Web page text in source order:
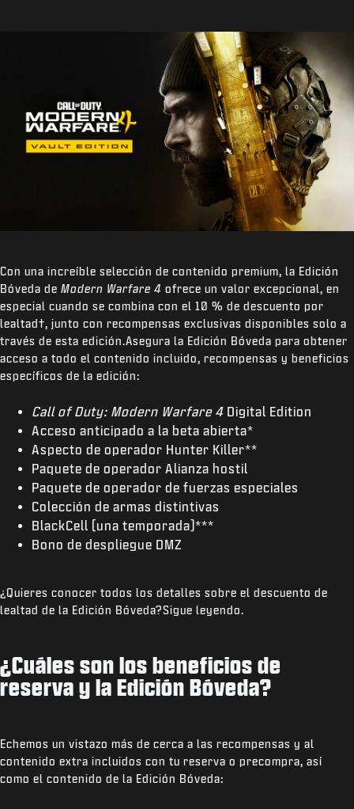
Con una increíble selección de contenido premium, la Edición
Bóveda de Modern Warfare 4 ofrece un valor excepcional, en
especial cuando se combina con el 10 % de descuento por
lealtad †, junto con recompensas exclusivas disponibles solo a
través de esta edición.Asegura la Edición Bóveda para obtener
acceso a todo el contenido incluido, recompensas y beneficios
específicos de la edición:
Call of Duty: Modern Warfare 4 Digital Edition
Acceso anticipado a la beta abierta*
Aspecto de operador Hunter Killer**
Paquete de operador Alianza hostil
Paquete de operador de fuerzas especiales
Colección de armas distintivas
BlackCell (una temporada)***
Bono de despliegue DMZ
¿Quieres conocer todos los detalles sobre el descuento de
lealtad de la Edición Bóveda?Sigue leyendo.
¿Cuáles son los beneficios de
reserva y la Edición Bóveda?
Echemos un vistazo más de cerca a las recompensas y al
contenido extra incluidos con tu reserva o precompra, así
como el contenido de la Edición Bóveda: